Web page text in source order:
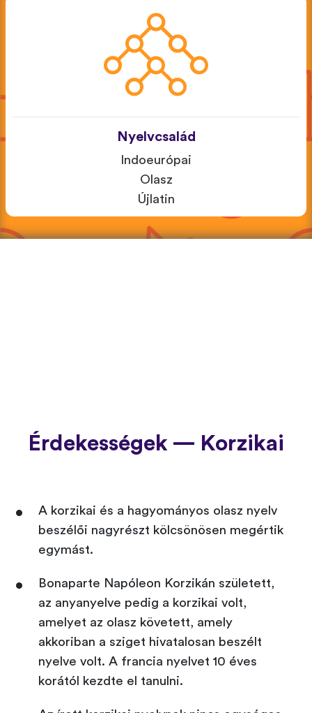
Nyelvcsalád
Indoeurópai
Olasz
Újlatin
Érdekességek — Korzikai
A korzikai és a hagyományos olasz nyelv
beszélői nagyrészt kölcsönösen megértik
egymást.
Bonaparte Napóleon Korzikán született,
az anyanyelve pedig a korzikai volt,
amelyet az olasz követett, amely
akkoriban a sziget hivatalosan beszélt
nyelve volt. A francia nyelvet 10 éves
korától kezdte el tanulni.